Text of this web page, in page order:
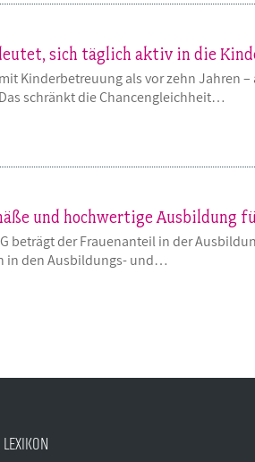
sich täglich aktiv in die
Kinderbetreuung als vor zehn Jahren
schränkt die Chancengleichheit…
und hochwertige Ausbildung
beträgt der Frauenanteil in der
in den Ausbildungs- und…
LEXIKON